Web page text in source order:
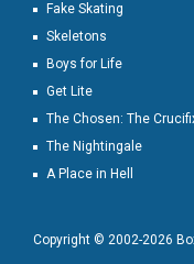
Fake Skating
Skeletons
Boys for Life
Get Lite
The Chosen: The
The Nightingale
A Place in Hell
Copyright © 2002-2026